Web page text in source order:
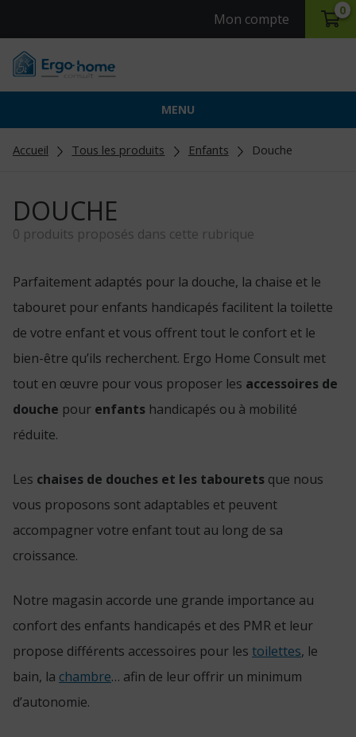
Mon compte
0
MENU
Accueil Tous les produits Enfants Douche
DOUCHE
0 produits proposés dans cette rubrique
Parfaitement adaptés pour la douche, la chaise et le
tabouret pour enfants handicapés facilitent la toilette
de votre enfant et vous offrent tout le confort et le
bien-être qu’ils recherchent. Ergo Home Consult met
tout en œuvre pour vous proposer les accessoires de
douche pour enfants handicapés ou à mobilité
réduite.
Les chaises de douches et les tabourets que nous
vous proposons sont adaptables et peuvent
accompagner votre enfant tout au long de sa
croissance.
Notre magasin accorde une grande importance au
confort des enfants handicapés et des PMR et leur
propose différents accessoires pour les toilettes, le
bain, la chambre… afin de leur offrir un minimum
d’autonomie.